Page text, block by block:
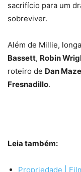
sacrifício para um
sobreviver.
Além de Millie,
Bassett, Robin
roteiro de Dan
Fresnadillo.
Leia também:
Propriedade |